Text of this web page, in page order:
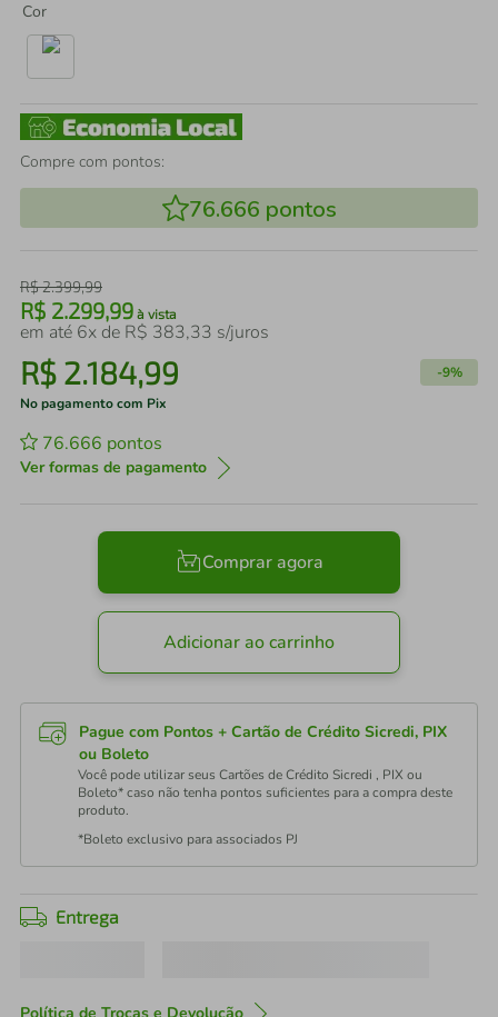
Cor
Compre com pontos:
76.666 pontos
R$2.399,99
R$ 2.299,99 à vista
em até 6x de R$ 383,33 s/juros
R$ 2.184,99 -9%
No pagamento com Pix
76.666 pontos
Ver formas de pagamento
Comprar agora
Adicionar ao carrinho
Pague com Pontos + Cartão de Crédito Sicredi, PIX
ou Boleto
Você pode utilizar seus Cartões de Crédito Sicredi , PIX ou
Boleto* caso não tenha pontos suficientes para a compra deste
produto.
*Boleto exclusivo para associados PJ
Entrega